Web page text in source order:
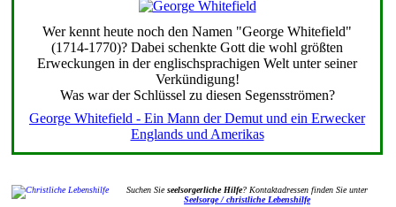
Wer kennt heute noch den Namen "George Whitefield"
(1714-1770)? Dabei schenkte Gott die wohl größten
Erweckungen in der englischsprachigen Welt unter seiner
Verkündigung!
Was war der Schlüssel zu diesen Segensströmen?
George Whitefield - Ein Mann der Demut und ein Erwecker
Englands und Amerikas
Suchen Sieseelsorgerliche Hilfe? Kontaktadressen finden Sie unter
Seelsorge / christliche Lebenshilfe